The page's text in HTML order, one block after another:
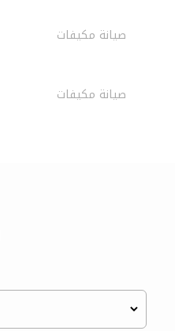
صيانة مكيفات
صيانة مكيفات